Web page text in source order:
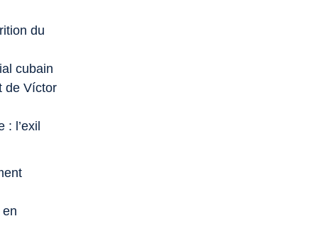
du
cubain
de Víctor
l’exil